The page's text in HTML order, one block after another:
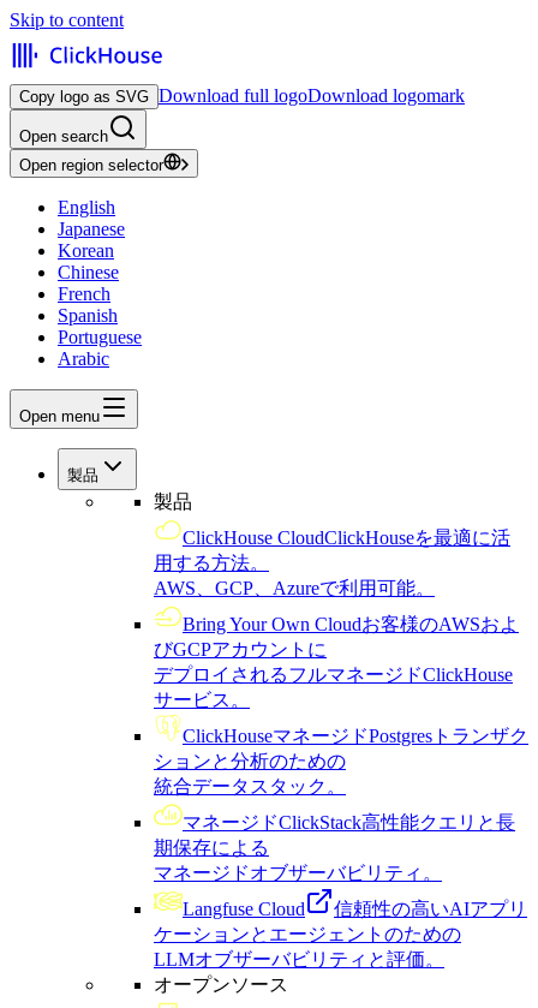
Skip to content
Copy logo as SVG Download full logoDownload logomark
Open search
Open region selector
English
Japanese
Korean
Chinese
French
Spanish
Portuguese
Arabic
Open menu
製品
製品
ClickHouse CloudClickHouseを最適に活
用する方法。
AWS、GCP、Azureで利用可能。
Bring Your Own Cloudお客様のAWSおよ
びGCPアカウントに
デプロイされるフルマネージドClickHouse
サービス。
ClickHouseマネージドPostgres トランザク
ションと分析のための
統合データスタック。
マネージドClickStack高性能クエリと長
期保存による
マネージドオブザーバビリティ。
Langfuse Cloud
信頼性の高いAIアプリ
ケーションとエージェントのための
LLMオブザーバビリティと評価。
オープンソース